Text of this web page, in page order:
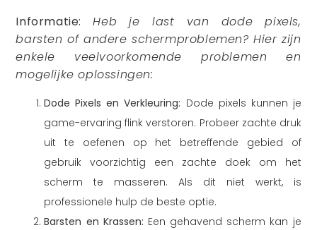
Informatie:
Heb je last van dode pixels,
barsten of andere schermproblemen? Hier zijn
enkele veelvoorkomende problemen en
mogelijke oplossingen:
Dode Pixels en Verkleuring: Dode pixels kunnen je
game-ervaring flink verstoren. Probeer zachte druk
uit te oefenen op het betreffende gebied of
gebruik voorzichtig een zachte doek om het
scherm te masseren. Als dit niet werkt, is
professionele hulp de beste optie.
Barsten en Krassen: Een gehavend scherm kan je